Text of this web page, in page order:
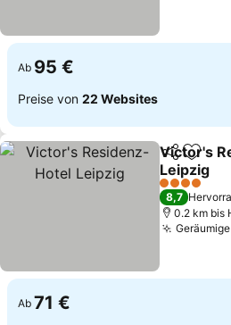
Ab 95 €
Preise von 22 Websites
TeilenZu
Victor's
Leipzig
Preise
4 Sterne
8,7
0.2 km bis
Ab 71 €